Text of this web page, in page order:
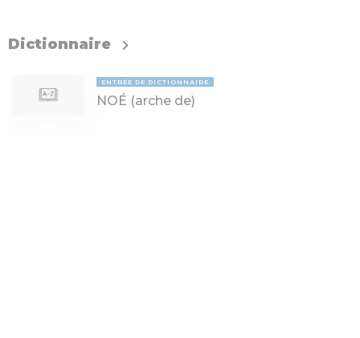
Dictionnaire
ENTRÉE DE DICTIONNAIRE
NOÉ (arche de)